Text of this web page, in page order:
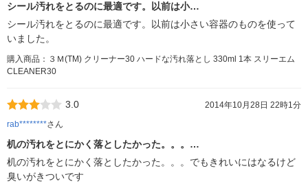
シール汚れをとるのに最適です。以前は小…
シール汚れをとるのに最適です。以前は小さい容器のものを使って
いました。
購入商品：３Ｍ(TM) クリーナー30 ハードな汚れ落とし 330ml 1本 スリーエム
CLEANER30
3.0
2014年10月28日 22時1分
rab********さん
机の汚れをとにかく落としたかった。。。…
机の汚れをとにかく落としたかった。。。でもきれいにはなるけど
臭いがきついです